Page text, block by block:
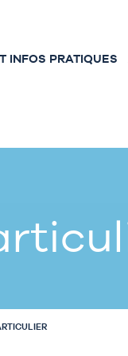
INFOS PRATIQUES